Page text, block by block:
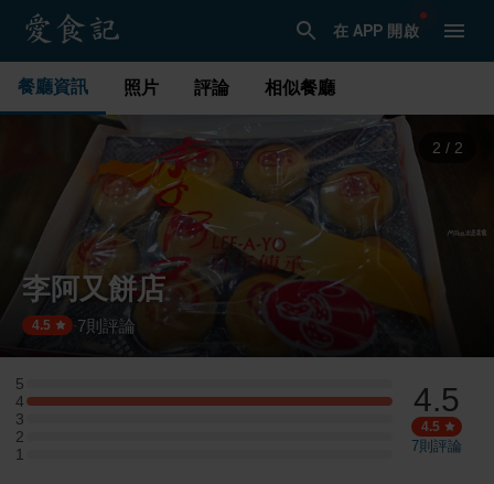
在 APP 開啟
餐廳資訊 照片 評論 相似餐廳
1 / 2
李阿又餅店
4.5 ·7則評論
5
5 星：0 則評論
4
4 星：1 則評論
3
3 星：0 則評論
2
2 星：0 則評論
1
1 星：0 則評論
4.5
4.5
7則評論